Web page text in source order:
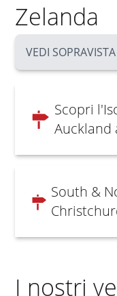
Zelanda
VEDI SOPRAVISTA
Scopri
Auckland
South &
I nostri